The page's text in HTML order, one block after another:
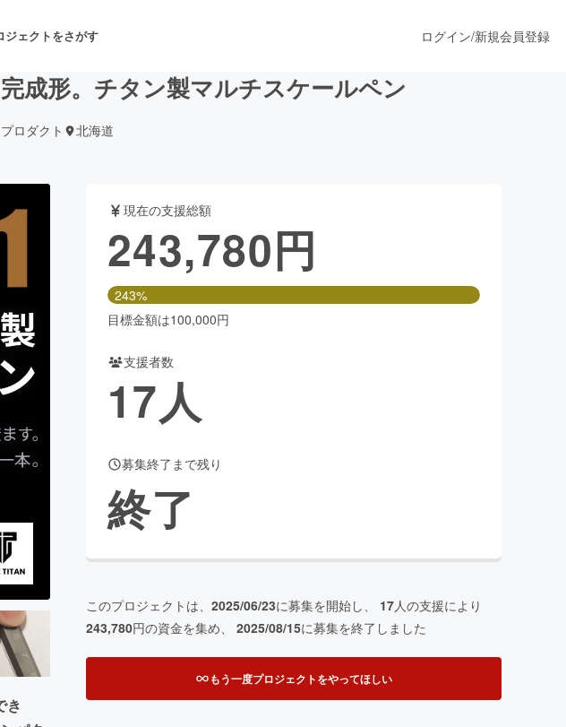
ジェクトをさがす
舞台・パフォーマンス
フード・飲食店 ファッション
アニメ・漫画
ビューティー・ヘルスケア
Creation
ログイン/新規会員登録
成形。チタン製マルチスケールペン
プロダクト 北海道
き
現在の支援総額
243,780円
243%
目標金額は100,000円
支援者数
17人
募集終了まで残り
終了
このプロジェクトは、 2025/06/23に募集を開始し、 17人の支援により
243,780円の資金を集め、 2025/08/15に募集を終了しました
もう一度プロジェクトをやってほしい